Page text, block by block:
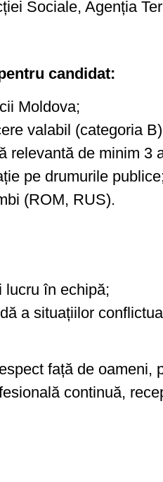
Sociale, Agenția
candidat:
Moldova;
valabil (categoria
relevantă de minim 3
pe drumurile
(ROM, RUS).
lucru în echipă;
a situațiilor
față de oameni,
continuă,